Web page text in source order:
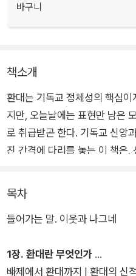
바구니
책소개
환대는 기독교 정체성의 핵심
지만, 오늘날에는 표현만 남은
로 취급받곤 한다. 기독교 신앙
진 간격에 다리를 놓는 이 책은
대화하면서 기존의 환대 담론
사람 대우, 관계, 조건 없는 환
우리는 이상과 현실이 부딪치는
목차
들어가는 말. 이웃과 나그네
1장. 환대란 무엇인가
배제에서 환대까지 | 환대의 신